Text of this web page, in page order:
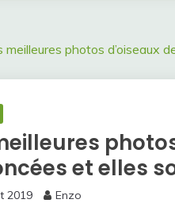
meilleures photos
et elles
2019 Enzo